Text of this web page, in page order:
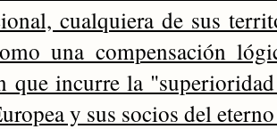
cualquiera de sus
una compensación
que incurre la
y sus socios del